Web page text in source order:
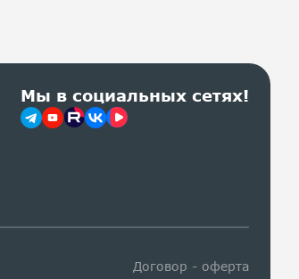
Мы в социальных сетях!
Договор - оферта